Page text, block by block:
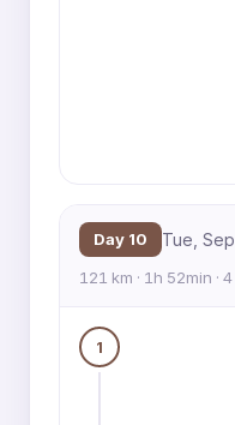
Day 10 Tue,
121 km · 1h 52min ·
1